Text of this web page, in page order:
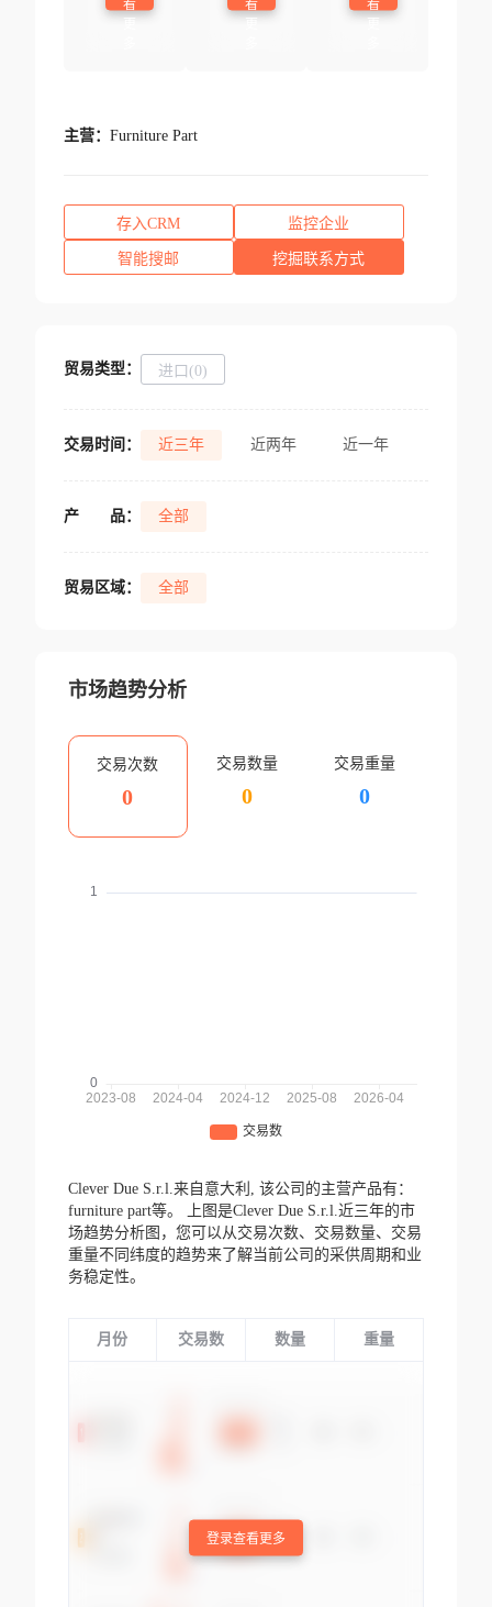
看
看
看
主营： Furniture Part
存入CRM 监控企业
智能搜邮 挖掘联系方式
贸易类型： 进口(0)
交易时间： 近三年 近两年 近一年
产 品： 全部
贸易区域： 全部
市场趋势分析
交易次数
0
交易数量
0
交易重量
0
Clever Due S.r.l.来自意大利, 该公司的主营产品有：
furniture part等。
上图是Clever Due S.r.l.近三年的市
场趋势分析图，您可以从交易次数、交易数量、交易
重量不同纬度的趋势来了解当前公司的采供周期和业
务稳定性。
月份 交易数 数量 重量
登录查看更多